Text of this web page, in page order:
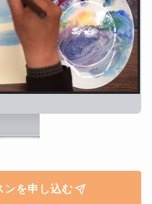
ンを申し込む